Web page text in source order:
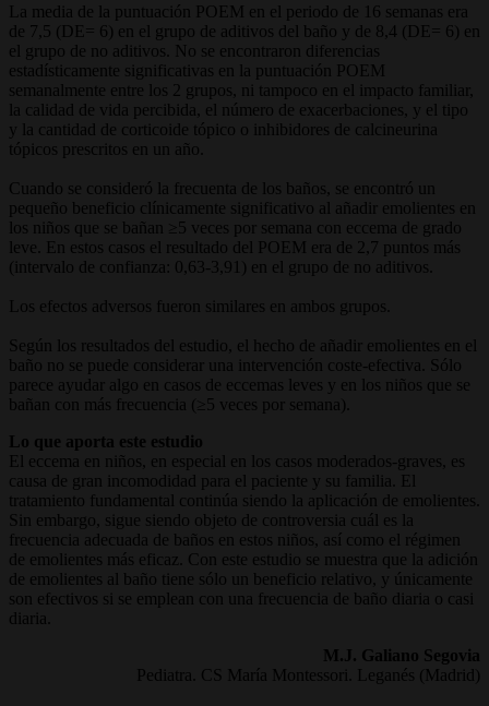
La media de la puntuación POEM en el periodo de 16 semanas era
de 7,5 (DE= 6) en el grupo de aditivos del baño y de 8,4 (DE= 6) en
el grupo de no aditivos. No se encontraron diferencias
estadísticamente significativas en la puntuación POEM
semanalmente entre los 2 grupos, ni tampoco en el impacto familiar,
la calidad de vida percibida, el número de exacerbaciones, y el tipo
y la cantidad de corticoide tópico o inhibidores de calcineurina
tópicos prescritos en un año.
Cuando se consideró la frecuenta de los baños, se encontró un
pequeño beneficio clínicamente significativo al añadir emolientes en
los niños que se bañan ≥5 veces por semana con eccema de grado
leve. En estos casos el resultado del POEM era de 2,7 puntos más
(intervalo de confianza: 0,63-3,91) en el grupo de no aditivos.
Los efectos adversos fueron similares en ambos grupos.
Según los resultados del estudio, el hecho de añadir emolientes en el
baño no se puede considerar una intervención coste-efectiva. Sólo
parece ayudar algo en casos de eccemas leves y en los niños que se
bañan con más frecuencia (≥5 veces por semana).
Lo que aporta este estudio
El eccema en niños, en especial en los casos moderados-graves, es
causa de gran incomodidad para el paciente y su familia. El
tratamiento fundamental continúa siendo la aplicación de emolientes.
Sin embargo, sigue siendo objeto de controversia cuál es la
frecuencia adecuada de baños en estos niños, así como el régimen
de emolientes más eficaz. Con este estudio se muestra que la adición
de emolientes al baño tiene sólo un beneficio relativo, y únicamente
son efectivos si se emplean con una frecuencia de baño diaria o casi
diaria.
M.J. Galiano Segovia
Pediatra. CS María Montessori. Leganés (Madrid)